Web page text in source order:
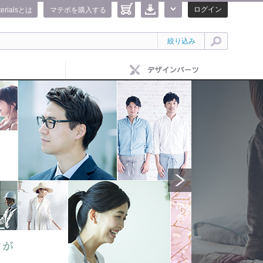
ログイン
マテポを購入する
とは
絞り込み